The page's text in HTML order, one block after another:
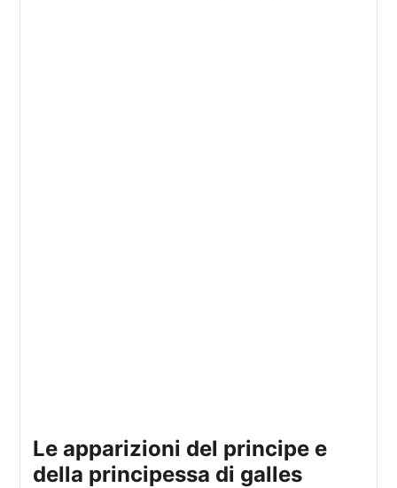
le apparizioni del principe e
della principessa di galles